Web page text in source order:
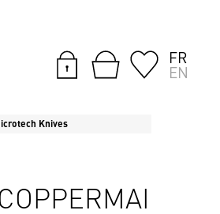
FR
EN
Knives